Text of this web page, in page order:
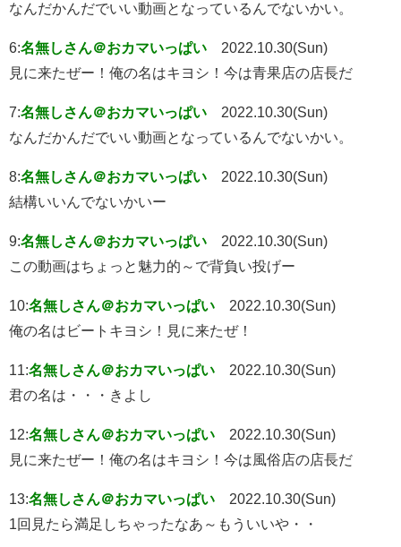
なんだかんだでいい動画となっているんでないかい。
6:名無しさん＠おカマいっぱい
2022.10.30(Sun)
見に来たぜー！俺の名はキヨシ！今は青果店の店長だ
7:名無しさん＠おカマいっぱい
2022.10.30(Sun)
なんだかんだでいい動画となっているんでないかい。
8:名無しさん＠おカマいっぱい
2022.10.30(Sun)
結構いいんでないかいー
9:名無しさん＠おカマいっぱい
2022.10.30(Sun)
この動画はちょっと魅力的～で背負い投げー
10:名無しさん＠おカマいっぱい
2022.10.30(Sun)
俺の名はビートキヨシ！見に来たぜ！
11:名無しさん＠おカマいっぱい
2022.10.30(Sun)
君の名は・・・きよし
12:名無しさん＠おカマいっぱい
2022.10.30(Sun)
見に来たぜー！俺の名はキヨシ！今は風俗店の店長だ
13:名無しさん＠おカマいっぱい
2022.10.30(Sun)
1回見たら満足しちゃったなあ～もういいや・・